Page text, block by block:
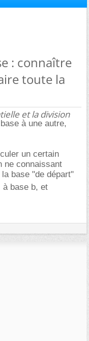
: connaître
toute la
et la division
à une autre,
un certain
ne connaissant
base "de départ"
à base b, et